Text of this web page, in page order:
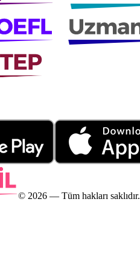
© 2026 — Tüm hakları saklıdır.